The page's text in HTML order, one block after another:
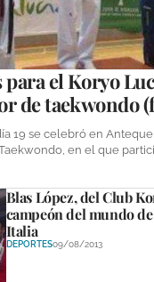
para el Koryo
de taekwondo
19 se celebró en
en el que
Blas López, del Club
campeón del mundo
Italia
DEPORTES09/08/2013